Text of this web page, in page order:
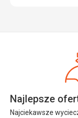
Najlepsze
Najciekawsze